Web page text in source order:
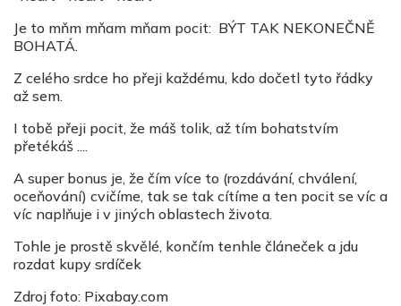
Je to mňm mňam mňam pocit: BÝT TAK NEKONEČNĚ
BOHATÁ.
Z celého srdce ho přeji každému, kdo dočetl tyto řádky
až sem.
I tobě přeji pocit, že máš tolik, až tím bohatstvím
přetékáš ....
A super bonus je, že čím více to (rozdávání, chválení,
oceňování) cvičíme, tak se tak cítíme a ten pocit se víc a
víc naplňuje i v jiných oblastech života.
Tohle je prostě skvělé, končím tenhle článeček a jdu
rozdat kupy srdíček
Zdroj foto: Pixabay.com